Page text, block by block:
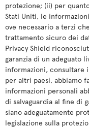
protezione; (ii) per
Stati Uniti, le
ove necessario a terzi
trattamento sicuro dei
Privacy Shield
garanzia di un adeguato
informazioni, consultare
per altri paesi, abbiamo
informazioni personali
di salvaguardia al fine di
siano adeguatamente
legislazione sulla